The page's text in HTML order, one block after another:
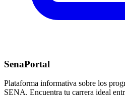
SenaPortal
Plataforma informativa sobre los
SENA. Encuentra tu carrera ideal